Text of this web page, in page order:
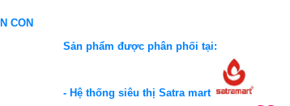
CON
Sản phẩm được phân phối tại:
- Hệ thống siêu thị Satra mart